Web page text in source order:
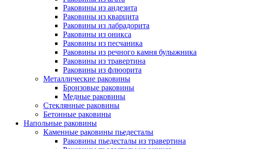
Раковины из андезита
Раковины из кварцита
Раковины из лабрадорита
Раковины из оникса
Раковины из песчаника
Раковины из речного камня булыжника
Раковины из травертина
Раковины из флюорита
Металлические раковины
Бронзовые раковины
Медные раковины
Стеклянные раковины
Бетонные раковины
Напольные раковины
Каменные раковины пьедесталы
Раковины пьедесталы из травертина